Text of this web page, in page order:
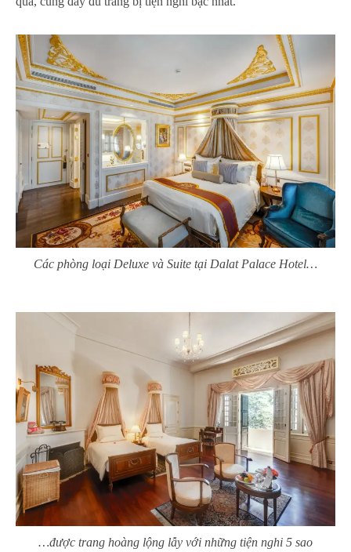
Các phòng loại Deluxe và Suite tại Dalat Palace Hotel…
…được trang hoàng lộng lẫy với những tiện nghi 5 sao